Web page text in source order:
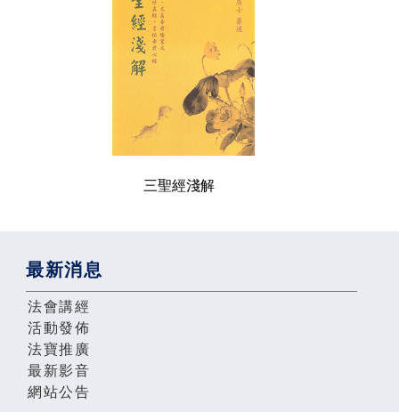
三聖經淺解
最新消息
法會講經
活動發佈
法寶推廣
最新影音
網站公告